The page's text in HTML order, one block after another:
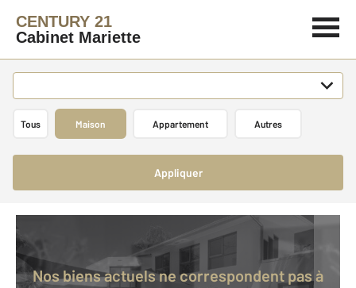
CENTURY 21
Cabinet Mariette
Tous Maison Appartement Autres
Appliquer
Nos biens actuels ne correspondent pas à